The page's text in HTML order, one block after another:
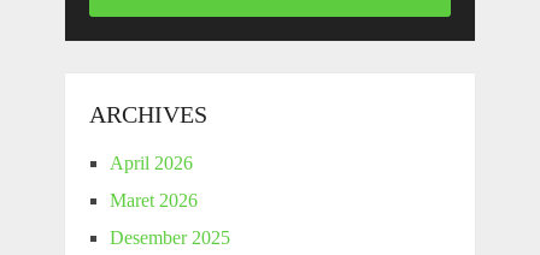
ARCHIVES
April 2026
Maret 2026
Desember 2025